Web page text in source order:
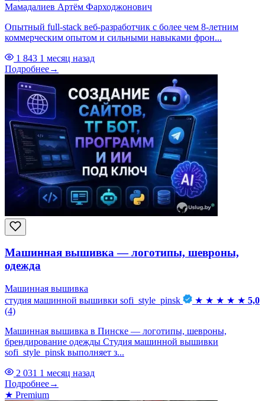
Мамадалиев Артём Фарходжонович
Опытный full-stack веб-разработчик с более чем 8-летним
коммерческим опытом и сильными навыками фрон...
1 843 1 месяц назад
Подробнее→
Машинная вышивка — логотипы, шевроны,
одежда
Машинная вышивка
студия машинной вышивки sofi_style_pinsk
★ ★ ★ ★ ★ 5,0
(4)
Машинная вышивка в Пинске — логотипы, шевроны,
брендирование одежды Студия машинной вышивки
sofi_style_pinsk выполняет з...
2 031 1 месяц назад
Подробнее→
★ Premium